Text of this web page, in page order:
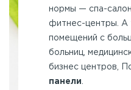
нормы — спа-
фитнес-центры. А
помещений с
больниц,
бизнес центров,
панели